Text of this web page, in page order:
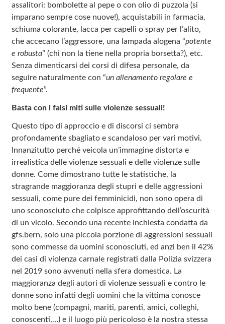
assalitori: bombolette al pepe o con olio di puzzola (si
imparano sempre cose nuove!), acquistabili in farmacia,
schiuma colorante, lacca per capelli o spray per l’alito,
che accecano l’aggressore, una lampada alogena “potente
e robusta” (chi non la tiene nella propria borsetta?), etc.
Senza dimenticarsi dei corsi di difesa personale, da
seguire naturalmente con “un allenamento regolare e
frequente”.
Basta con i falsi miti sulle violenze sessuali!
Questo tipo di approccio e di discorsi ci sembra
profondamente sbagliato e scandaloso per vari motivi.
Innanzitutto perché veicola un’immagine distorta e
irrealistica delle violenze sessuali e delle violenze sulle
donne. Come dimostrano tutte le statistiche, la
stragrande maggioranza degli stupri e delle aggressioni
sessuali, come pure dei femminicidi, non sono opera di
uno sconosciuto che colpisce approfittando dell’oscurità
di un vicolo. Secondo una recente inchiesta condatta da
gfs.bern, solo una piccola porzione di aggressioni sessuali
sono commesse da uomini sconosciuti, ed anzi ben il 42%
dei casi di violenza carnale registrati dalla Polizia svizzera
nel 2019 sono avvenuti nella sfera domestica. La
maggioranza degli autori di violenze sessuali e contro le
donne sono infatti degli uomini che la vittima conosce
molto bene (compagni, mariti, parenti, amici, colleghi,
conoscenti,…) e il luogo più pericoloso è la nostra stessa